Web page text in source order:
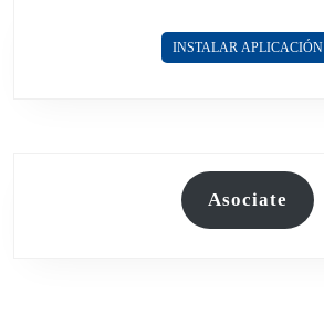
Page
INSTALAR APLICACIÓN
Asociate